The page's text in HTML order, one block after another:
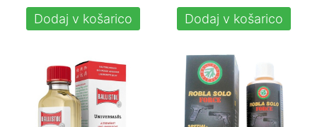
Dodaj v košarico
Dodaj v košarico